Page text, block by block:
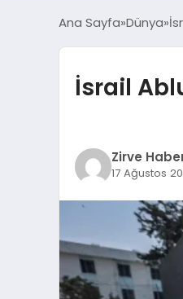
Ana Sayfa Dünya
İsrail
Zirve
17 Ağustos